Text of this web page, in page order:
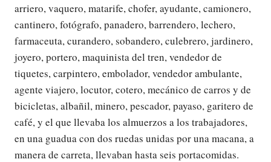
arriero, vaquero, matarife, chofer, ayudante, camionero,
cantinero, fotógrafo, panadero, barrendero, lechero,
farmaceuta, curandero, sobandero, culebrero, jardinero,
joyero, portero, maquinista del tren, vendedor de
tiquetes, carpintero, embolador, vendedor ambulante,
agente viajero, locutor, cotero, mecánico de carros y de
bicicletas, albañil, minero, pescador, payaso, garitero de
café, y el que llevaba los almuerzos a los trabajadores,
en una guadua con dos ruedas unidas por una macana, a
manera de carreta, llevaban hasta seis portacomidas.